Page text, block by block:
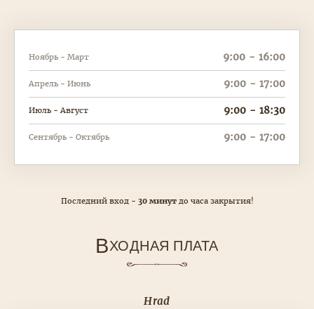
Ноябрь - Март 9:00 - 16:00
Апрель - Июнь 9:00 - 17:00
Июль - Август 9:00 - 18:30
Сентябрь - Октябрь 9:00 - 17:00
Последний вход - 30 минутдо часа закрытия!
ВХОДНАЯ ПЛАТА
Hrad